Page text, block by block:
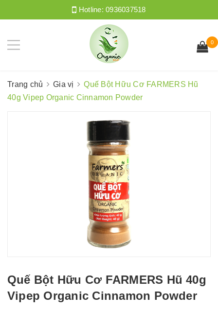
Hotline:0936037518
0
Trang chủ Gia vị
Quế Bột Hữu Cơ FARMERS Hũ
40g Vipep Organic Cinnamon Powder
Quế Bột Hữu Cơ FARMERS Hũ 40g
Vipep Organic Cinnamon Powder